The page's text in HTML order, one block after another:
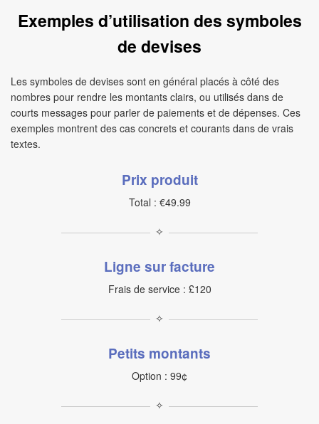
Exemples d’utilisation des symboles
de devises
Les symboles de devises sont en général placés à côté des
nombres pour rendre les montants clairs, ou utilisés dans de
courts messages pour parler de paiements et de dépenses. Ces
exemples montrent des cas concrets et courants dans de vrais
textes.
Prix produit
Total : €49.99
✧
Ligne sur facture
Frais de service : £120
✧
Petits montants
Option : 99¢
✧